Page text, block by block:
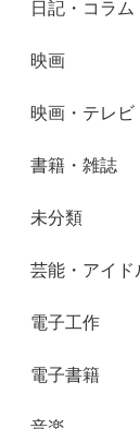
日記・コラム
映画
映画・テレビ
書籍・雑誌
未分類
芸能・アイド
電子工作
電子書籍